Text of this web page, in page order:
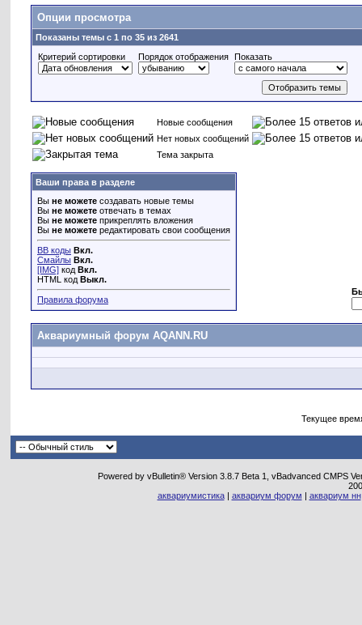
Опции просмотра
Показаны темы с 1 по 35 из 2641
Критерий сортировки
Порядок отображения Показать
Новые сообщения
Нет новых сообщений
Тема закрыта
Ваши права в разделе
Вы не можете создавать новые темы
Вы не можете отвечать в темах
Вы не можете прикреплять вложения
Вы не можете редактировать свои сообщения
BB коды Вкл.
Смайлы Вкл.
[IMG] код Вкл.
HTML код Выкл.
Правила форума
Аквариумный форум AQANN.RU
Текущее
Powered by vBulletin® Version 3.8.7 Beta 1, vBadvanced CMPS
аквариумистика| аквариум форум | аквариум нн